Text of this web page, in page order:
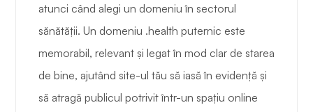
atunci când alegi un domeniu în sectorul
sănătății. Un domeniu .health puternic este
memorabil, relevant și legat în mod clar de starea
de bine, ajutând site-ul tău să iasă în evidență și
să atragă publicul potrivit într-un spațiu online